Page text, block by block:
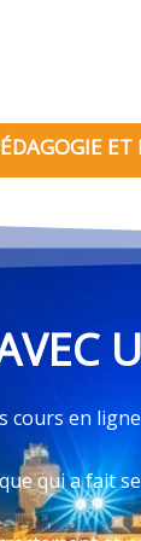
cours en
qui a fait